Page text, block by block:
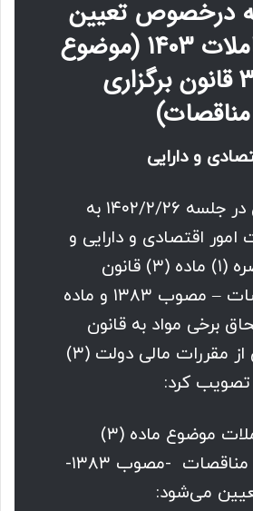
درخصوص تعیین
نصاب معاملات 1403 (موضوع
ماده 3 قانون برگزاری
مناقصات)
و دارایی
هیئت وزیران در جلسه ۱۴۰۲/۲/۲۶ به
امور اقتصادی و دارایی و
به استناد تبصره (۱) ماده (۳) قانون
برگزاری مناقصات – مصوب ۱۳۸۳ و ماده
برخی مواد به قانون
تنظیم بخشی از مقررات مالی دولت (۳)
۱- نصاب معاملات موضوع ماده (۳)
قانون برگزاری مناقصات -مصوب ۱۳۸۳-
می‌شود: